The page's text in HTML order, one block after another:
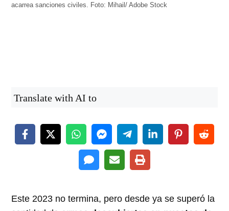
acarrea sanciones civiles. Foto: Mihail/ Adobe Stock
Translate with AI to
Este 2023 no termina, pero desde ya se superó la